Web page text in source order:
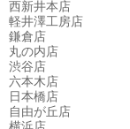
西新井本店
軽井澤工房店
鎌倉店
丸の内店
渋谷店
六本木店
日本橋店
自由が丘店